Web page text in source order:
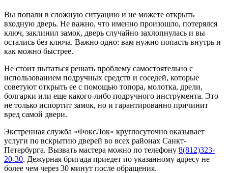
Вы попали в сложную ситуацию и не можете открыть
входную дверь. Не важно, что именно произошло, потерялся
ключ, заклинил замок, дверь случайно захлопнулась и вы
остались без ключа. Важно одно: вам нужно попасть внутрь и
как можно быстрее.
Не стоит пытаться решать проблему самостоятельно с
использованием подручных средств и соседей, которые
советуют открыть ее с помощью топора, молотка, дрели,
болгарки или еще какого-либо подручного инструмента. Это
не только испортит замок, но и гарантированно причинит
вред самой двери.
Экстренная служба «ФоксЛок» круглосуточно оказывает
услуги по вскрытию дверей во всех районах Санкт-
Петербурга. Вызвать мастера можно по телефону 8(812)323-
20-30. Дежурная бригада приедет по указанному адресу не
более чем через 30 минут после обращения.